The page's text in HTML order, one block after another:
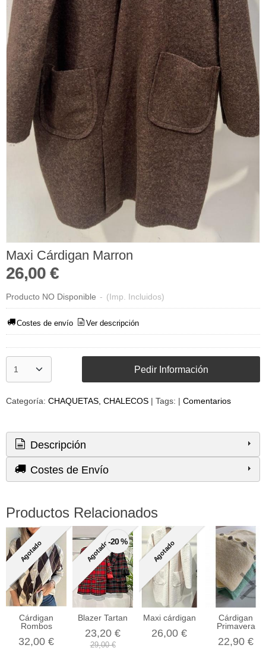
Maxi Cárdigan Marron
26,00 €
Producto NO Disponible - (Imp. Incluidos)
Costes de envío Ver descripción
Pedir Información
Categoría: CHAQUETAS, CHALECOS | Tags: | Comentarios
Descripción
Costes de Envío
Productos Relacionados
Agotado
Cárdigan
Rombos
32,00 €
Agotado-20 %
Blazer Tartan
23,20 €
29,00 €
Agotado
Maxi cárdigan
26,00 €
Cárdigan
Primavera
22,90 €